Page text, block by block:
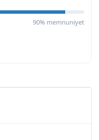
90% memnuniyet